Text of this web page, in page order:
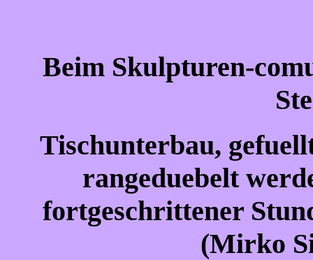
Beim Skulpturen-
Tischunterbau,
rangeduebelt
fortgeschrittener
(Mirko